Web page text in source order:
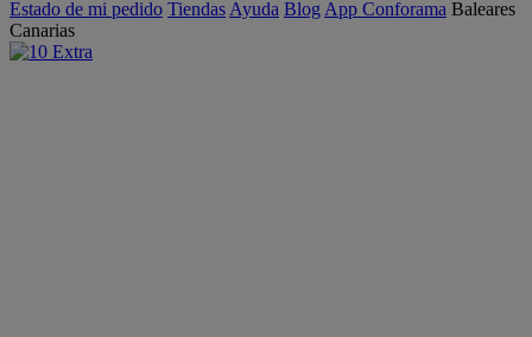
Estado de mi pedido Tiendas Ayuda Blog App Conforama Baleares
Canarias